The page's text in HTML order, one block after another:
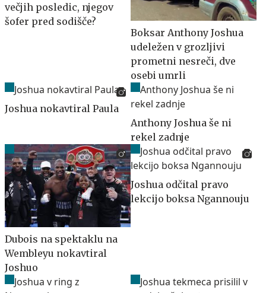
večjih posledic, njegov
šofer pred sodišče?
Boksar Anthony Joshua
udeležen v grozljivi
prometni nesreči, dve
osebi umrli
Joshua nokavtiral Paula
Anthony Joshua še ni
rekel zadnje
Dubois na spektaklu na
Wembleyu nokavtiral
Joshuo
Joshua odčital pravo
lekcijo boksa Ngannouju